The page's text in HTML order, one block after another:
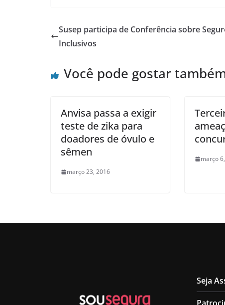
Susep participa de Conferência sobre
Inclusivos
Você pode gostar
Anvisa passa a exigir
teste de zika para
doadores de óvulo e
sêmen
março 23, 2016
março
Seja